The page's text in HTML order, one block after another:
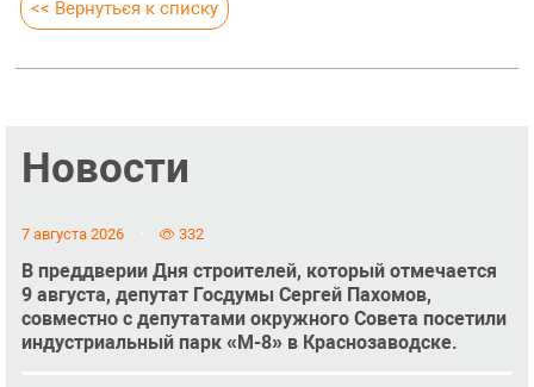
<< Вернуться к списку
Новости
7 августа 2026 332
В преддверии Дня строителей, который отмечается
9 августа, депутат Госдумы Сергей Пахомов,
совместно с депутатами окружного Совета посетили
индустриальный парк «М-8» в Краснозаводске.